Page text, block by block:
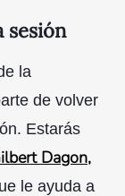
sesión
la
de volver
Estarás
Dagon,
le ayuda a